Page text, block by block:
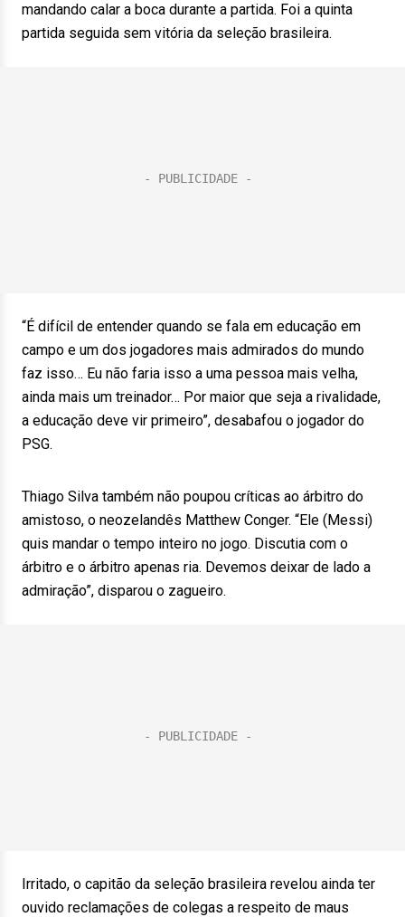
mandando calar a boca durante a partida. Foi a quinta
partida seguida sem vitória da seleção brasileira.
“É difícil de entender quando se fala em educação em
campo e um dos jogadores mais admirados do mundo
faz isso… Eu não faria isso a uma pessoa mais velha,
ainda mais um treinador… Por maior que seja a rivalidade,
a educação deve vir primeiro”, desabafou o jogador do
PSG.
Thiago Silva também não poupou críticas ao árbitro do
amistoso, o neozelandês Matthew Conger. “Ele (Messi)
quis mandar o tempo inteiro no jogo. Discutia com o
árbitro e o árbitro apenas ria. Devemos deixar de lado a
admiração”, disparou o zagueiro.
Irritado, o capitão da seleção brasileira revelou ainda ter
ouvido reclamações de colegas a respeito de maus